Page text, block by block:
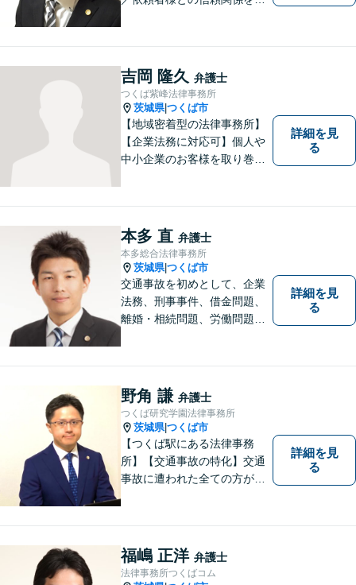
可】
吉岡 隆久 弁護士
つくば紫峰法律事務所
茨城県|つくば市
【地域密着型の法律事務所】
【企業法務に対応可】個人や
中小企業のお客様を取り巻く
す。また、相続分野では相続
人38名の案件の対応経験がご
ざいます。ぜひ、お気軽にご
相談ください。
詳細を見
る
本多 直 弁護士
本多総合法律事務所
茨城県|つくば市
交通事故を初めとして、企業
法務、刑事事件、借金問題、
離婚・相続問題、労働問題そ
結果をご提供できるよう、誠
実・迅速・丁寧な事件処理を
心掛けています。
詳細を見
る
野角 謙 弁護士
つくば研究学園法律事務所
茨城県|つくば市
【つくば駅にある法律事務
所】【交通事故の特化】交通
事故に遭われた全ての方が適
させていただきます。コミュ
ニケーションを大切にし、最
善の解決へと導きます。
詳細を見
る
福嶋 正洋 弁護士
法律事務所つくばコム